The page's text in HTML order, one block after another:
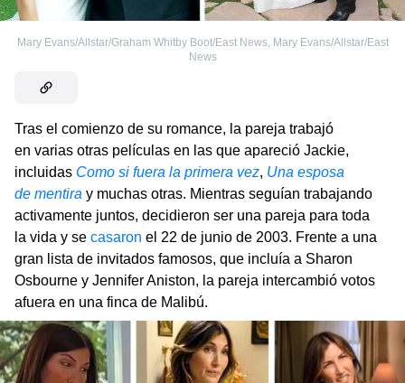
Mary Evans/Allstar/Graham Whitby Boot/East News, Mary Evans/Allstar/East
News
Tras el comienzo de su romance, la pareja trabajó
en varias otras películas en las que apareció Jackie,
incluidas Como si fuera la primera vez, Una esposa
de mentira y muchas otras. Mientras seguían trabajando
activamente juntos, decidieron ser una pareja para toda
la vida y se casaron el 22 de junio de 2003. Frente a una
gran lista de invitados famosos, que incluía a Sharon
Osbourne y Jennifer Aniston, la pareja intercambió votos
afuera en una finca de Malibú.